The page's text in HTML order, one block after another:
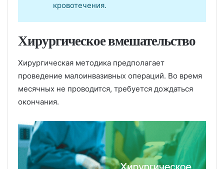
кровотечения.
Хирургическое вмешательство
Хирургическая методика предполагает
проведение малоинвазивных операций. Во время
месячных не проводится, требуется дождаться
окончания.